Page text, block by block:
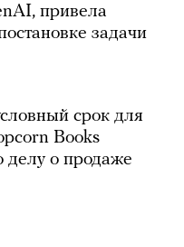
привела
задачи
срок для
Books
о продаже